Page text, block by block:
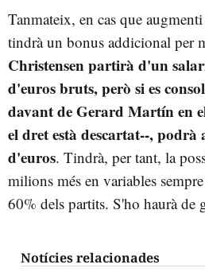
Tanmateix, en cas que
tindrà un bonus addicional per
Christensen partirà d'un
d'euros bruts, però si es
davant de Gerard Martín en
el dret està descartat--,
d'euros. Tindrà, per tant, la
milions més en variables
60% dels partits. S'ho haurà de
Notícies relacionades